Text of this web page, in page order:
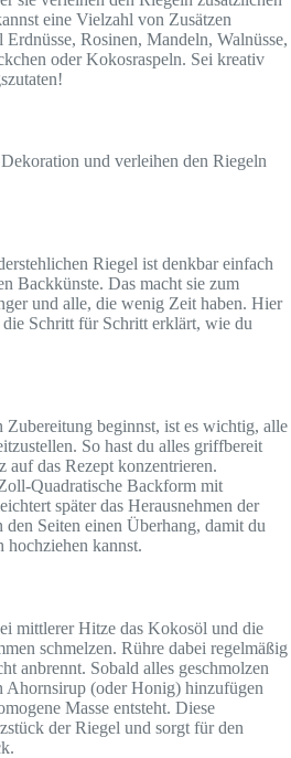
eine Vielzahl von Zusätzen
Rosinen, Mandeln, Walnüsse,
oder Kokosraspeln. Sei kreativ
und verleihen den Riegeln
Riegel ist denkbar einfach
Backkünste. Das macht sie zum
und alle, die wenig Zeit haben. Hier
Schritt für Schritt erklärt, wie du
beginnst, ist es wichtig, alle
So hast du alles griffbereit
das Rezept konzentrieren.
Quadratische Backform mit
später das Herausnehmen der
Seiten einen Überhang, damit du
hochziehen kannst.
mittlerer Hitze das Kokosöl und die
schmelzen. Rühre dabei regelmäßig
anbrennt. Sobald alles geschmolzen
Ahornsirup (oder Honig) hinzufügen
Masse entsteht. Diese
der Riegel und sorgt für den